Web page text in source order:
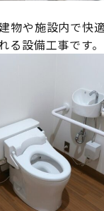
物や施設内で快
る設備工事です。